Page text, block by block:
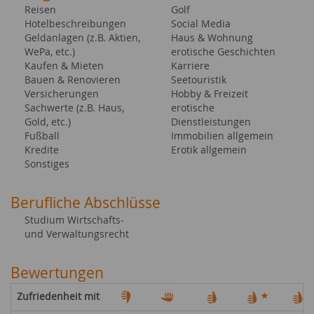
Reisen
Hotelbeschreibungen
Geldanlagen (z.B. Aktien,
WePa, etc.)
Kaufen & Mieten
Bauen & Renovieren
Versicherungen
Sachwerte (z.B. Haus,
Gold, etc.)
Fußball
Kredite
Sonstiges
Golf
Social Media
Haus & Wohnung
erotische Geschichten
Karriere
Seetouristik
Hobby & Freizeit
erotische
Dienstleistungen
Immobilien allgemein
Erotik allgemein
Berufliche Abschlüsse
Studium Wirtschafts-
und Verwaltungsrecht
Bewertungen
Zufriedenheit mit